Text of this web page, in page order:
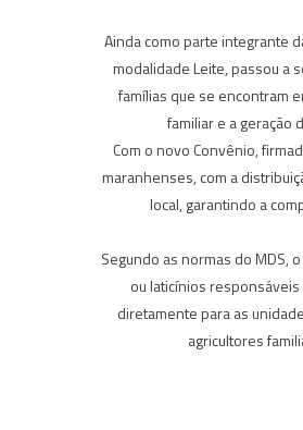
Ainda como parte integrante
modalidade Leite, passou a
famílias que se encontram
familiar e a geração
Com o novo Convênio,
maranhenses, com a
local, garantindo a
Segundo as normas do MDS,
ou laticínios
diretamente para as
agricultores